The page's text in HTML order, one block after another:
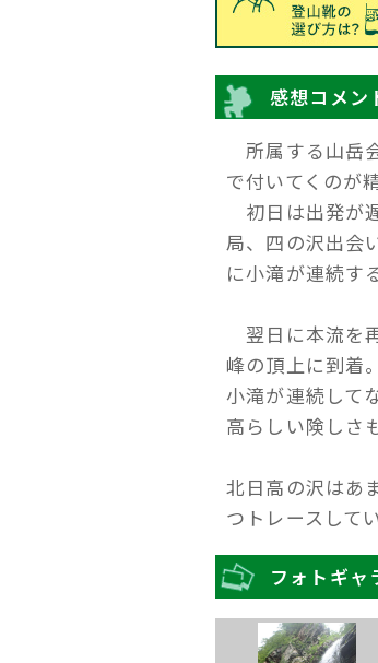
感想コメン
所属する山岳
で付いてくのが
初日は出発が
局、四の沢出会
に小滝が連続す
翌日に本流を
峰の頂上に到着
小滝が連続して
高らしい険しさ
北日高の沢はあ
つトレースして
フォトギャ